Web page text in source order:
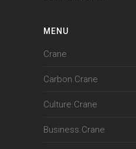
MENU
Crane
Carbon.Crane
Culture.Crane
Business.Crane